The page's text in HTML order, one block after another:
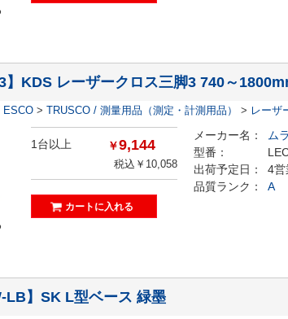
3】KDS レーザークロス三脚3 740～
ESCO > TRUSCO / 測量用品（測定・計測用品） > レーザ
1台以上 ￥9,144
税込￥10,058
メーカー名：
ム
型番：
出荷予定日：
4営
品質ランク：
A
LB】SK L型ベース 緑墨